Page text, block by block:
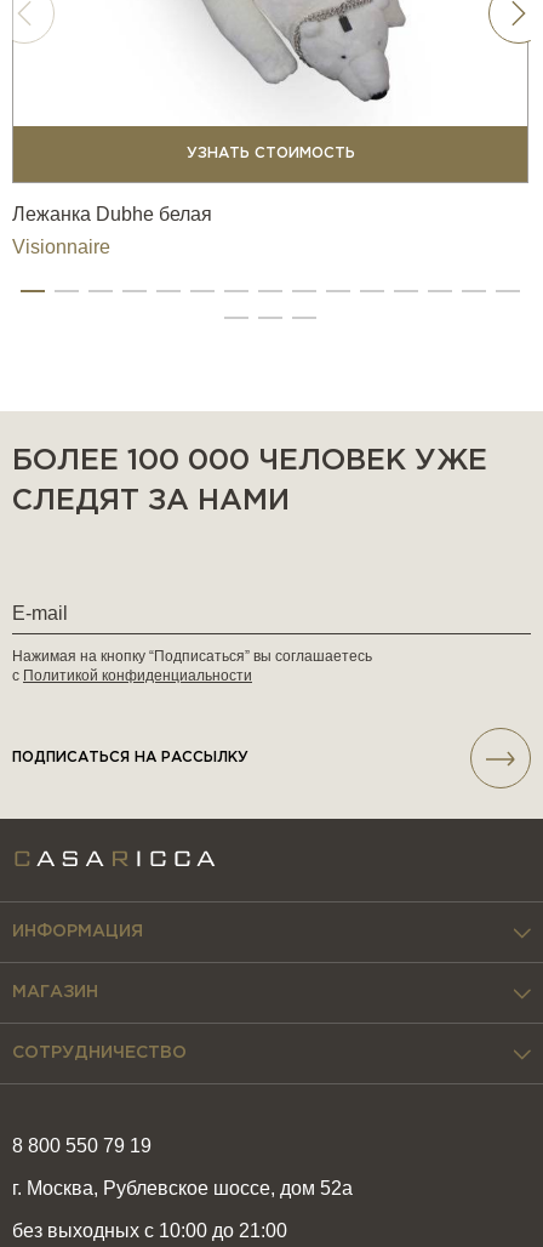
УЗНАТЬ СТОИМОСТЬ
Лежанка Dubhe белая
Visionnaire
БОЛЕЕ 100 000 ЧЕЛОВЕК УЖЕ
СЛЕДЯТ ЗА НАМИ
Нажимая на кнопку “Подписаться” вы соглашаетесь
с Политикой конфиденциальности
ПОДПИСАТЬСЯ НА РАССЫЛКУ
8 800 550 79 19
г. Москва, Рублевское шоссе, дом 52а
без выходных с 10:00 до 21:00
ИНФОРМАЦИЯ
МАГАЗИН
СОТРУДНИЧЕСТВО